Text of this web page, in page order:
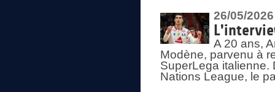
26/05/2026
A 20 ans,
Modène, parvenu à
SuperLega italienne.
Nations League, le